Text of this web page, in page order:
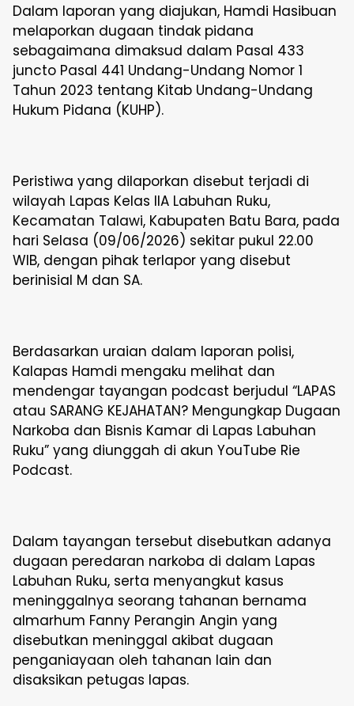
Dalam laporan yang diajukan, Hamdi Hasibuan
melaporkan dugaan tindak pidana
sebagaimana dimaksud dalam Pasal 433
juncto Pasal 441 Undang-Undang Nomor 1
Tahun 2023 tentang Kitab Undang-Undang
Hukum Pidana (KUHP).
Peristiwa yang dilaporkan disebut terjadi di
wilayah Lapas Kelas IIA Labuhan Ruku,
Kecamatan Talawi, Kabupaten Batu Bara, pada
hari Selasa (09/06/2026) sekitar pukul 22.00
WIB, dengan pihak terlapor yang disebut
berinisial M dan SA.
Berdasarkan uraian dalam laporan polisi,
Kalapas Hamdi mengaku melihat dan
mendengar tayangan podcast berjudul “LAPAS
atau SARANG KEJAHATAN? Mengungkap Dugaan
Narkoba dan Bisnis Kamar di Lapas Labuhan
Ruku” yang diunggah di akun YouTube Rie
Podcast.
Dalam tayangan tersebut disebutkan adanya
dugaan peredaran narkoba di dalam Lapas
Labuhan Ruku, serta menyangkut kasus
meninggalnya seorang tahanan bernama
almarhum Fanny Perangin Angin yang
disebutkan meninggal akibat dugaan
penganiayaan oleh tahanan lain dan
disaksikan petugas lapas.